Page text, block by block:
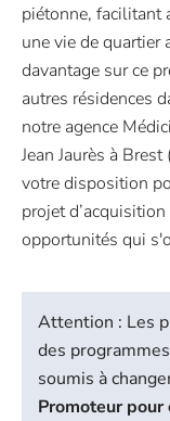
piétonne, facilitant
une vie de quartier
davantage sur ce
autres résidences
notre agence
Jean Jaurès à
votre disposition
projet
opportunités qui
Attention : Les
des
soumis à
Promoteur